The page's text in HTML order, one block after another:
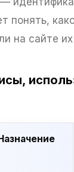
понять,
на сайте их